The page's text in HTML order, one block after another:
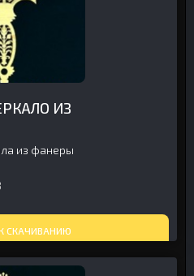
ИЗ
из фанеры
СКАЧИВАНИЮ